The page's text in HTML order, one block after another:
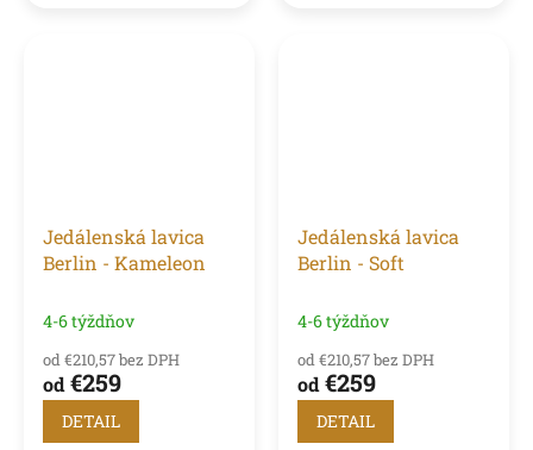
Jedálenská lavica
Berlin - Kameleon
4-6 týždňov
od €210,57 bez DPH
od€259
DETAIL
Jedálenská lavica
Berlin - Soft
4-6 týždňov
od €210,57 bez DPH
od€259
DETAIL